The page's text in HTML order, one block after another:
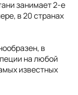
занимает 2-е
в 20 странах
в
на любой
известных